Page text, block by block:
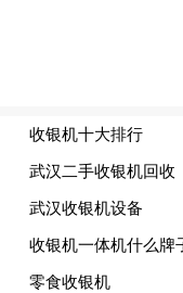
杨这一角色的
展现得淋漓尽
爱。红毯环节
会参演更多不
绮表示像自己